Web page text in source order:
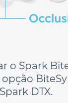
o Spark
Spark DTX.